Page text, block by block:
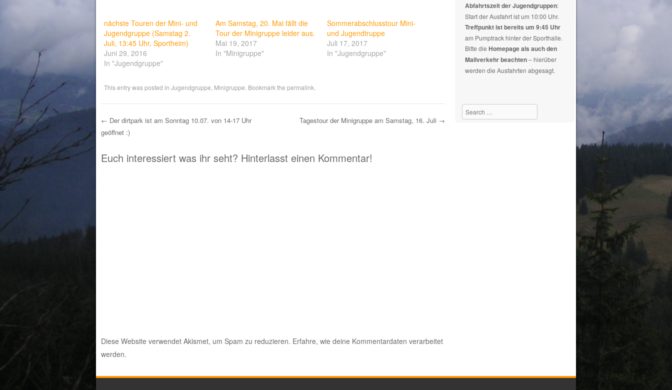
nächste Touren der Mini- und
Jugendgruppe (Samstag 2.
Juli, 13:45 Uhr, Sportheim)
Juni 29, 2016
In "Jugendgruppe"
Am Samstag, 20. Mai fällt die
Tour der Minigruppe leider aus.
Mai 19, 2017
In "Minigruppe"
Sommerabschlusstour Mini-
und Jugendtruppe
Juli 17, 2017
In "Jugendgruppe"
This entry was posted in Jugendgruppe Minigruppe . Bookmark the permalink
Post navigation
← Der dirtpark ist am Sonntag 10.07. von 14-17 Uhr
geöffnet :)
Tagestour der Minigruppe am Samstag, 16. Juli →
Euch interessiert was ihr seht? Hinterlasst einen Kommentar!
Diese Website verwendet Akismet, um Spam zu reduzieren. Erfahre, wie deine Kommentardaten verarbeitet
werden.
interessieren.
Abfahrtszeit der Jugendgruppen:
Start der Ausfahrt ist um 10:00 Uhr.
Treffpunkt ist bereits um 9:45 Uhr
am Pumptrack hinter der Sporthalle.
Bitte dieHomepage als auch den
Mailverkehr beachten– hierüber
werden die Ausfahrten abgesagt.
Search